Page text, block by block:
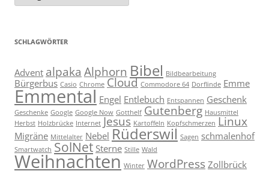
SCHLAGWÖRTER
Advent alpaka Alphorn Bibel Bildbearbeitung
Bürgerbus Casio Chrome Cloud Commodore 64 Dorflinde Emme
Emmental Engel Entlebuch Entspannen Geschenk
Geschenke Google Google Now Gotthelf Gutenberg Hausmittel
Herbst Holzbrücke Internet Jesus Kartoffeln Kopfschmerzen Linux
Migräne Mittelalter Nebel Rüderswil Sagen schmalenhof
Smartwatch SolNet Sterne Stille Wald
Weihnachten Winter WordPress Zollbrück